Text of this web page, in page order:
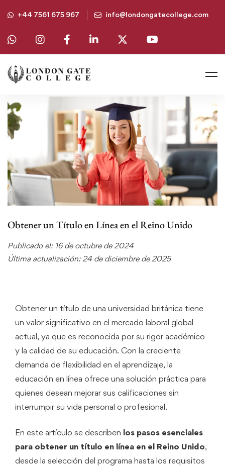
+44 7561 675 967 info@londongatecollege.com
Obtener un Título en Línea en el Reino Unido
Publicado el: 16 de octubre de 2024
Última actualización: 24 de diciembre de 2025
Obtener un título de una universidad británica tiene
un valor significativo en el mercado laboral global
actual, ya que es reconocida por su rigor académico
y la calidad de su educación. Con la creciente
demanda de flexibilidad en el aprendizaje, la
educación en línea ofrece una solución práctica para
quienes desean mejorar sus calificaciones sin
interrumpir su vida personal o profesional.
En este artículo se describen los pasos esenciales
para obtener un título en línea en el Reino Unido,
desde la selección del programa hasta los requisitos